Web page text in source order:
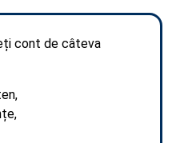
cont de câteva